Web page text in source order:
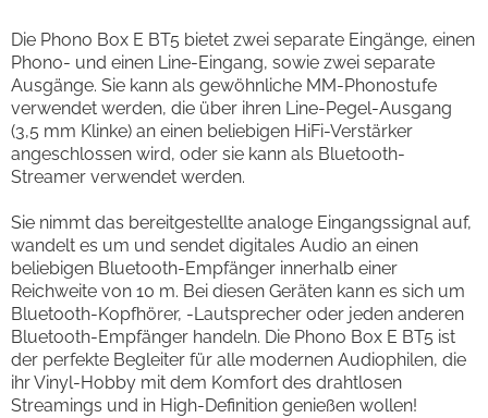
Die Phono Box E BT5 bietet zwei separate Eingänge, einen
Phono- und einen Line-Eingang, sowie zwei separate
Ausgänge. Sie kann als gewöhnliche MM-Phonostufe
verwendet werden, die über ihren Line-Pegel-Ausgang
(3,5 mm Klinke) an einen beliebigen HiFi-Verstärker
angeschlossen wird, oder sie kann als Bluetooth-
Streamer verwendet werden.
Sie nimmt das bereitgestellte analoge Eingangssignal auf,
wandelt es um und sendet digitales Audio an einen
beliebigen Bluetooth-Empfänger innerhalb einer
Reichweite von 10 m. Bei diesen Geräten kann es sich um
Bluetooth-Kopfhörer, -Lautsprecher oder jeden anderen
Bluetooth-Empfänger handeln. Die Phono Box E BT5 ist
der perfekte Begleiter für alle modernen Audiophilen, die
ihr Vinyl-Hobby mit dem Komfort des drahtlosen
Streamings und in High-Definition genießen wollen!